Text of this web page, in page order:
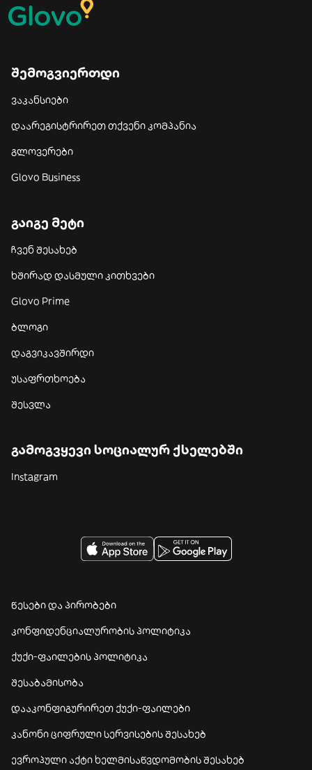
შემოგვიერთდი
ვაკანსიები
დაარეგისტრირეთ თქვენი კომპანია
გლოვერები
Glovo Business
გაიგე მეტი
ჩვენ შესახებ
ხშირად დასმული კითხვები
Glovo Prime
ბლოგი
დაგვიკავშირდი
უსაფრთხოება
შესვლა
გამოგვყევი სოციალურ ქსელებში
Instagram
წესები და პირობები
კონფიდენციალურობის პოლიტიკა
ქუქი-ფაილების პოლიტიკა
შესაბამისობა
დააკონფიგურირეთ ქუქი-ფაილები
კანონი ციფრული სერვისების შესახებ
ევროპული აქტი ხელმისაწვდომობის შესახებ